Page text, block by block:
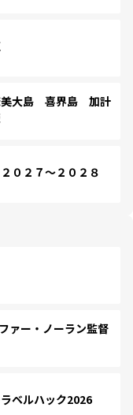
大島 喜界島 加計
２７～２０２８
ァー・ノーラン監督
ベルハック2026